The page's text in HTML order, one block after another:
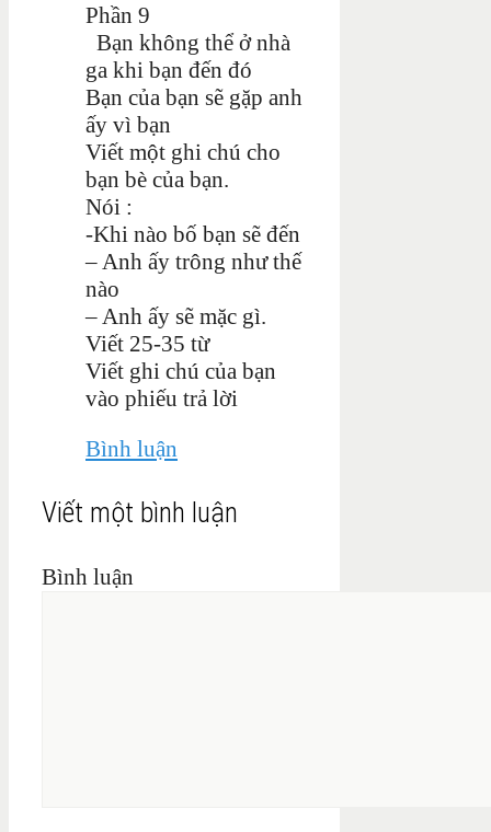
Phần 9
Bạn không thể ở nhà
ga khi bạn đến đó
Bạn của bạn sẽ gặp anh
ấy vì bạn
Viết một ghi chú cho
bạn bè của bạn.
Nói :
-Khi nào bố bạn sẽ đến
– Anh ấy trông như thế
nào
– Anh ấy sẽ mặc gì.
Viết 25-35 từ
Viết ghi chú của bạn
vào phiếu trả lời
Bình luận
Viết một bình luận
Bình luận